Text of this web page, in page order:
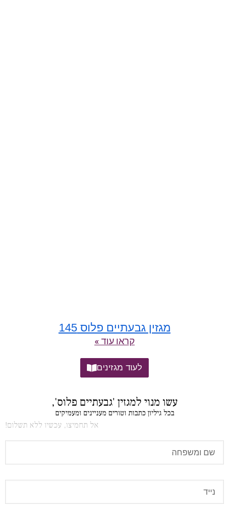
מגזין גבעתיים פלוס 145
קראו עוד »
לעוד מגזינים
עשו מנוי למגזין 'גבעתיים פלוס',
בכל גיליון כתבות וטורים מעניינים ומעמיקים
אל תחמיצו, עכשיו ללא תשלום!